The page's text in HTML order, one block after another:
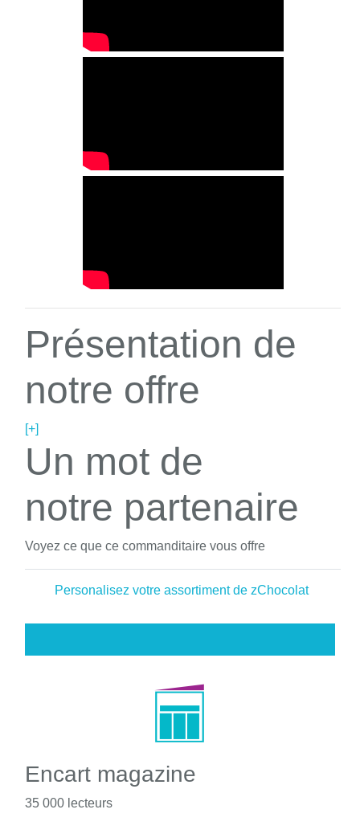
Présentation de
notre offre
[+]
Un mot de
notre partenaire
Voyez ce que ce commanditaire vous offre
Personalisez votre assortiment de zChocolat
Encart magazine
35 000 lecteurs